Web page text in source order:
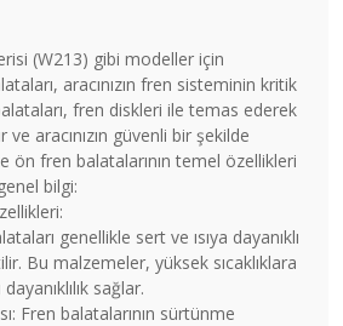
(W213) gibi modeller için
aracınızın fren sisteminin kritik
fren diskleri ile temas ederek
aracınızın güvenli bir şekilde
ön fren balatalarının temel özellikleri
bilgi:
genellikle sert ve ısıya dayanıklı
Bu malzemeler, yüksek sıcaklıklara
sağlar.
Fren balatalarının sürtünme